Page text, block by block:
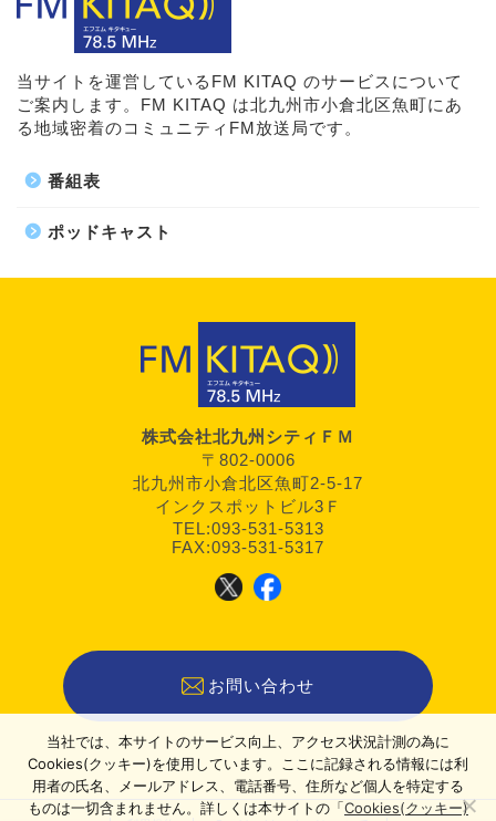
当サイトを運営しているFM KITAQ のサービスについて
ご案内します。FM KITAQ は北九州市小倉北区魚町にあ
る地域密着のコミュニティFM放送局です。
番組表
ポッドキャスト
株式会社北九州シティＦＭ
〒802-0006
北九州市小倉北区魚町2-5-17
インクスポットビル3Ｆ
TEL:093-531-5313
FAX:093-531-5317
お問い合わせ
当社では、本サイトのサービス向上、アクセス状況計測の為に
Cookies(クッキー)を使用しています。ここに記録される情報には利
用者の氏名、メールアドレス、電話番号、住所など個人を特定する
ものは一切含まれません。詳しくは本サイトの「Cookies(クッキー)